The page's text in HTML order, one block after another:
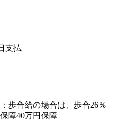
追求し、
を忘れず
り高度な治療技術と最先端の歯
支払
歩合給の場合は、歩合26％
障40万円保障